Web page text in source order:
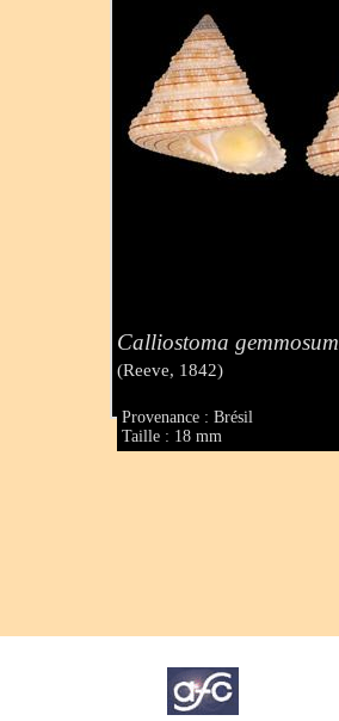
Calliostoma gemmosum
(Reeve, 1842)
Provenance : Brésil
Taille : 18 mm